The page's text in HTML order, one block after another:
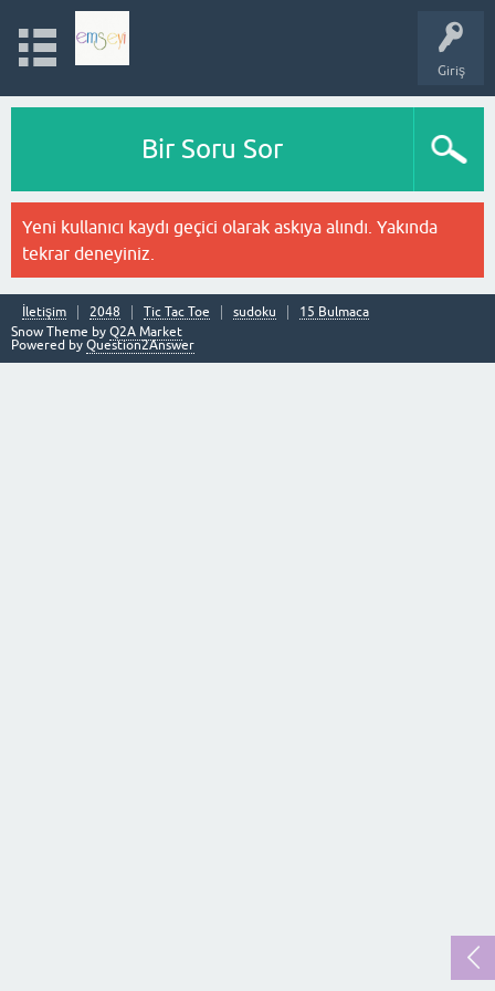
Giriş
Bir Soru Sor
Yeni kullanıcı kaydı geçici olarak askıya alındı. Yakında
tekrar deneyiniz.
İletişim 2048 Tic Tac Toe sudoku
15 Bulmaca
Snow Theme by Q2A Market
Powered by Question2Answer